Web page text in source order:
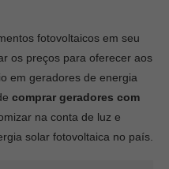
fotovoltaicos em seu
os preços para oferecer aos
em geradores de energia
comprar geradores com
na conta de luz e
solar fotovoltaica no país.